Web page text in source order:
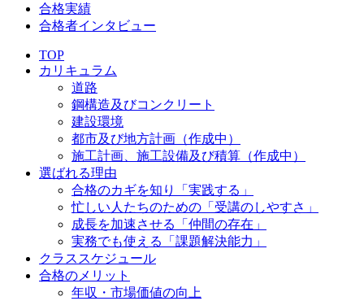
合格実績
合格者インタビュー
TOP
カリキュラム
道路
鋼構造及びコンクリート
建設環境
都市及び地方計画（作成中）
施工計画、施工設備及び積算（作成中）
選ばれる理由
合格のカギを知り「実践する」
忙しい人たちのための「受講のしやすさ」
成長を加速させる「仲間の存在」
実務でも使える「課題解決能力」
クラススケジュール
合格のメリット
年収・市場価値の向上